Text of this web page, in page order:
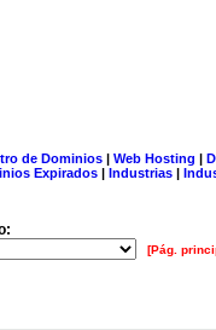
de Dominios| Web Hosting |
Expirados | Industrias |
[Pág.